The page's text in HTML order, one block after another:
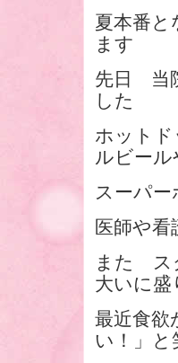
夏本番
ます
先日 当
した
ホット
ルビール
スーパ
医師や
また ス
大いに盛
最近食欲
い！」と